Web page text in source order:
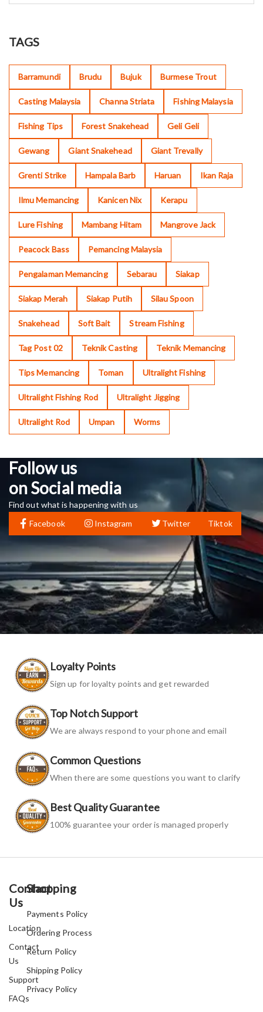
TAGS
Barramundi Brudu Bujuk Burmese Trout
Casting Malaysia Channa Striata Fishing Malaysia
Fishing Tips Forest Snakehead Geli Geli
Gewang Giant Snakehead Giant Trevally
Grenti Strike Hampala Barb Haruan Ikan Raja
Ilmu Memancing Kanicen Nix Kerapu
Lure Fishing Mambang Hitam Mangrove Jack
Peacock Bass Pemancing Malaysia
Pengalaman Memancing Sebarau Siakap
Siakap Merah Siakap Putih Silau Spoon
Snakehead Soft Bait Stream Fishing
Tag Post 02 Teknik Casting Teknik Memancing
Tips Memancing Toman Ultralight Fishing
Ultralight Fishing Rod Ultralight Jigging
Ultralight Rod Umpan Worms
Follow us
on Social media
Find out what is happening with us
Facebook
Instagram Twitter Tiktok
Loyalty Points
Sign up for loyalty points and get rewarded
Top Notch Support
We are always respond to your phone and email
Common Questions
When there are some questions you want to clarify
Best Quality Guarantee
100% guarantee your order is managed properly
Contact
Us
Location
Contact
Us
Support
FAQs
Shopping
Payments Policy
Ordering Process
Return Policy
Shipping Policy
Privacy Policy